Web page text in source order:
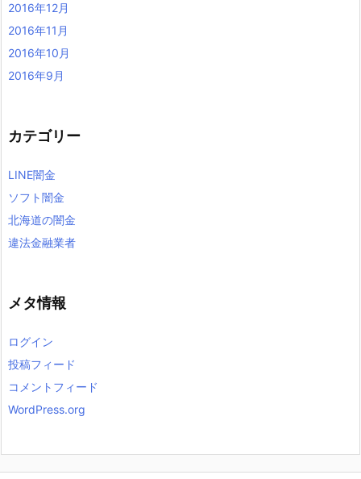
2016年12月
2016年11月
2016年10月
2016年9月
カテゴリー
LINE闇金
ソフト闇金
北海道の闇金
違法金融業者
メタ情報
ログイン
投稿フィード
コメントフィード
WordPress.org